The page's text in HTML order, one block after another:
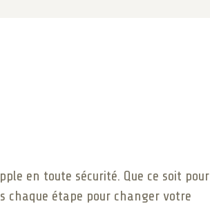
en toute sécurité. Que ce soit pour
chaque étape pour changer votre